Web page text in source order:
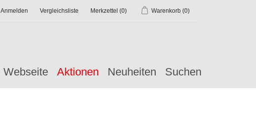
Anmelden Vergleichsliste Merkzettel (0) Warenkorb (0)
Webseite Aktionen Neuheiten Suchen